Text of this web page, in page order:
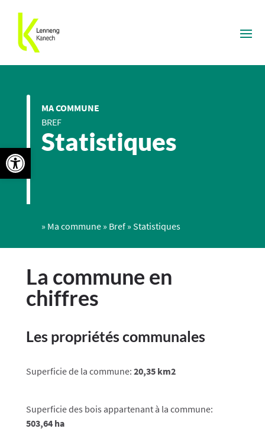
MA COMMUNE
BREF
Statistiques
» Ma commune » Bref » Statistiques
La commune en
chiffres
Les propriétés communales
Superficie de la commune: 20,35 km2
Superficie des bois appartenant à la commune:
503,64 ha
Ouvrir la barre d’outils